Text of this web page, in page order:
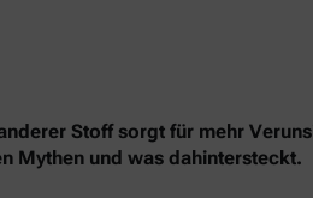
Stoff sorgt für mehr
Mythen und was dahintersteckt.